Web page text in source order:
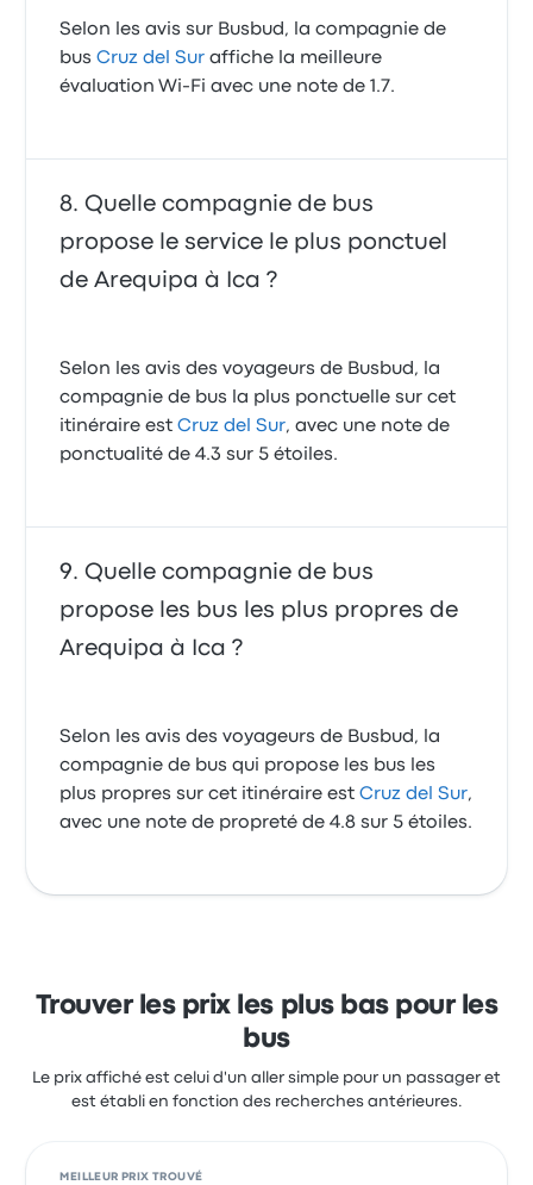
Selon les avis sur Busbud, la compagnie de
busCruz del Sur affiche la meilleure
évaluation Wi-Fi avec une note de 1.7.
Quelle compagnie de bus
propose le service le plus ponctuel
de Arequipa à Ica ?
Selon les avis des voyageurs de Busbud, la
compagnie de bus la plus ponctuelle sur cet
itinéraire estCruz del Sur, avec une note de
ponctualité de 4.3 sur 5 étoiles.
Quelle compagnie de bus
propose les bus les plus propres de
Arequipa à Ica ?
Selon les avis des voyageurs de Busbud, la
compagnie de bus qui propose les bus les
plus propres sur cet itinéraire estCruz del Sur,
avec une note de propreté de 4.8 sur 5 étoiles.
Trouver les prix les plus bas pour les
bus
Le prix affiché est celui d'un aller simple pour un passager et
est établi en fonction des recherches antérieures.
MEILLEUR PRIX TROUVÉ